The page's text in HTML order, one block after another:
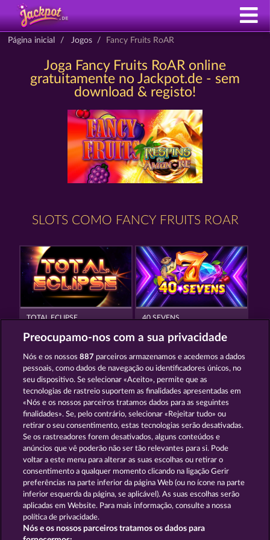
Página inicial Jogos Fancy Fruits RoAR
Joga Fancy Fruits RoAR online
gratuitamente no Jackpot.de - sem
download & registo!
SLOTS COMO FANCY FRUITS ROAR
TOTAL ECLIPSE 40 SEVENS
3 GOLDEN CHERRIES
Termos e Condições
Declaração de Privacidade Marca
Empresa Perguntas frequentes Glossário
Programa de parceiros afiliados Facebook
Preocupamo-nos com a sua privacidade
Nós e os nossos887 parceiros armazenamos e acedemos a dados
pessoais, como dados de navegação ou identificadores únicos, no
seu dispositivo. Se selecionar «Aceito», permite que as
tecnologias de rastreio suportem as finalidades apresentadas em
«Nós e os nossos parceiros tratamos dados para as seguintes
finalidades». Se, pelo contrário, selecionar «Rejeitar tudo» ou
retirar o seu consentimento, estas tecnologias serão desativadas.
Se os rastreadores forem desativados, alguns conteúdos e
anúncios que vê poderão não ser tão relevantes para si. Pode
voltar a este menu para alterar as suas escolhas ou retirar o
consentimento a qualquer momento clicando na ligação Gerir
preferências na parte inferior da página Web (ou no ícone na parte
inferior esquerda da página, se aplicável). As suas escolhas serão
aplicadas em Website. Para mais informação, consulte a nossa
política de privacidade.
Nós e os nossos parceiros tratamos os dados para